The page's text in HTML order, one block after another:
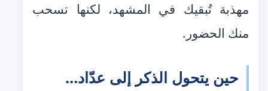
مهذبة تُبقيك في المشهد، لكنها تسحب
منك الحضور.
حين يتحول الذكر إلى عدّاد…